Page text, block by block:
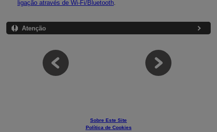
ligação através de Wi-Fi/Bluetooth.
Atenção
Sobre Este Site
Política de Cookies